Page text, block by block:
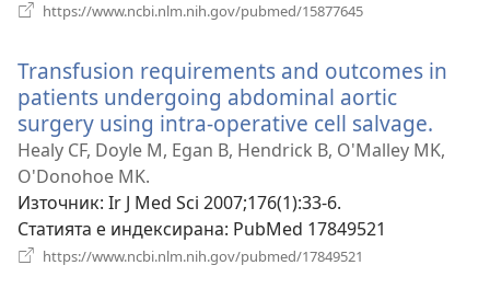
https://www.ncbi.nlm.nih.gov/pubmed/15877645
Transfusion requirements and outcomes in
patients undergoing abdominal aortic
surgery using intra-operative cell salvage.
нов
Healy CF, Doyle M, Egan B, Hendrick B, O'Malley MK,
O'Donohoe MK.
Източник‎: Ir J Med Sci 2007;176(1):33-6.
Статията е индексирана‎: PubMed 17849521
https://www.ncbi.nlm.nih.gov/pubmed/17849521